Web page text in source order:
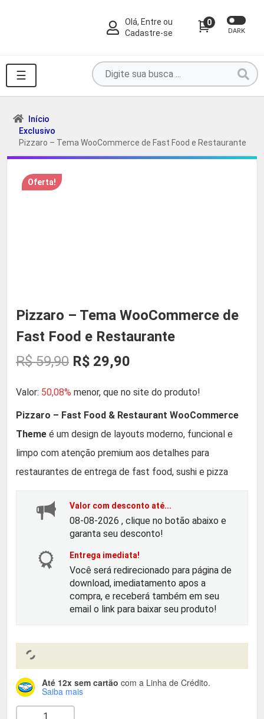
Olá, Entre ou
Cadastre-se
0
DARK
☰
Pesquise
por
produtos
Início
Exclusivo
Pizzaro – Tema WooCommerce de Fast Food e Restaurante
Oferta!
Pizzaro – Tema WooCommerce de
Fast Food e Restaurante
R$59,90 O
p
r
ç
o
o
r
i
g
i
n
a
R$ 29,90
p
r
ç
o
a
t
u
a
l
é
Valor: 50,08% menor, que no site do produto!
Pizzaro – Fast Food & Restaurant WooCommerce
Theme é um design de layouts moderno, funcional e
limpo com atenção premium aos detalhes para
restaurantes de entrega de fast food, sushi e pizza
Valor com desconto até...
08-08-2026 , clique no botão abaixo e
garanta seu desconto!
Entrega imediata!
Você será redirecionado para página de
download, imediatamento apos a
compra, e receberá também em seu
email o link para baixar seu produto!
Até 12x sem cartão com a Linha de Crédito.
Saiba mais